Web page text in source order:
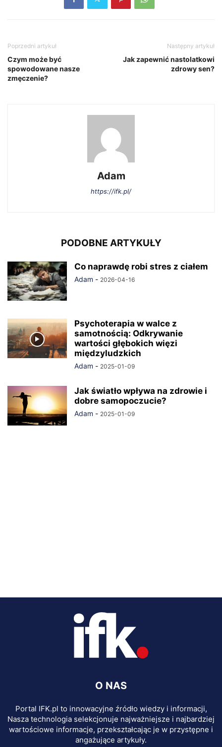
Poprzedni artykuł
Czym może być
spowodowane nasze
zmęczenie?
Następny artykuł
Jak zapewnić nastolatkowi
zdrowy sen?
Adam
https://ifk.pl/
PODOBNE ARTYKUŁY
Co naprawdę robi stres z ciałem
Adam - 2026-04-16
Psychoterapia w walce z
samotnością: Odkrywanie
wartości głębokich więzi
międzyludzkich
Adam - 2025-01-09
Jak światło wpływa na zdrowie i
dobre samopoczucie?
Adam - 2025-01-09
O NAS
Portal IFK.pl to innowacyjne źródło wiedzy i informacji,
Nasza technologia selekcjonuje najważniejsze i najbardziej
wartościowe informacje, przekształcając je w przystępne i
angażujące artykuły.